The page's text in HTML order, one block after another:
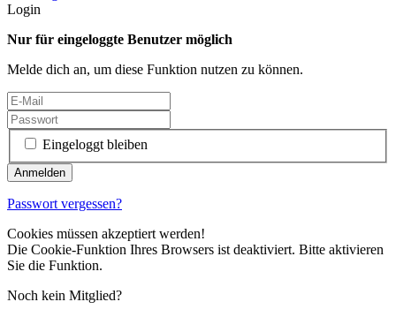
Login
Nur für eingeloggte Benutzer möglich
Melde dich an, um diese Funktion nutzen zu können.
Eingeloggt bleiben
Passwort vergessen?
Cookies müssen akzeptiert werden!
Die Cookie-Funktion Ihres Browsers ist deaktiviert. Bitte aktivieren
Sie die Funktion.
Noch kein Mitglied?